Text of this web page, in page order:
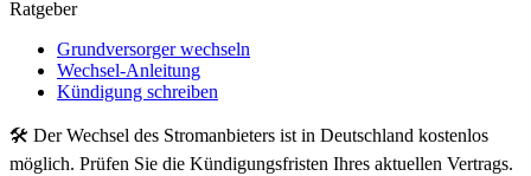
Ratgeber
Grundversorger wechseln
Wechsel-Anleitung
Kündigung schreiben
🛠 Der Wechsel des Stromanbieters ist in Deutschland kostenlos
möglich. Prüfen Sie die Kündigungsfristen Ihres aktuellen Vertrags.